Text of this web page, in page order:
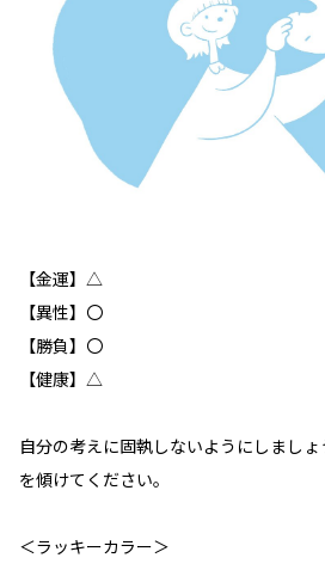
【金運】△
【異性】〇
【勝負】〇
【健康】△
自分の考えに固執しないようにしまし
を傾けてください。
＜ラッキーカラー＞